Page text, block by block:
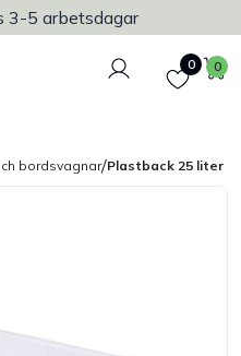
3-5 arbetsdagar
Logga in
Favoriter
0 0
bordsvagnar/Plastback 25 liter